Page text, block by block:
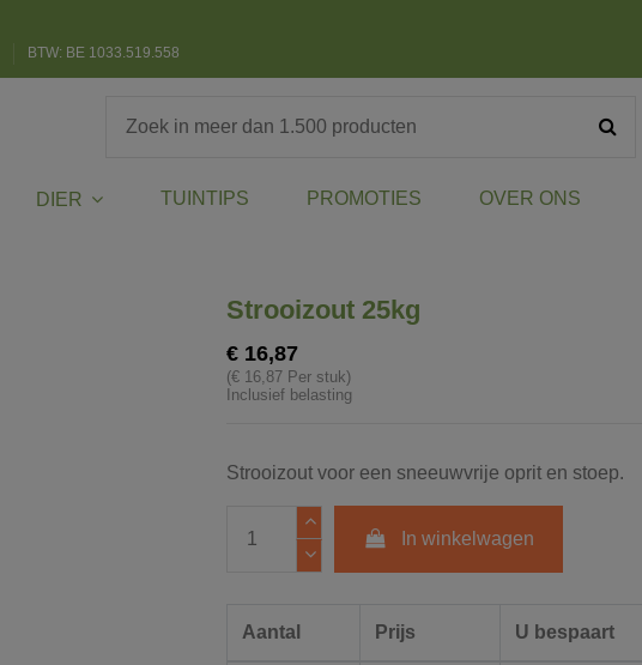
BTW: BE 1033.519.558
DIER TUINTIPS PROMOTIES OVER ONS
Strooizout 25kg
€ 16,87
(€ 16,87 Per stuk)
Inclusief belasting
Strooizout voor een sneeuwvrije oprit en stoep.
In winkelwagen
Aantal Prijs U bespaart